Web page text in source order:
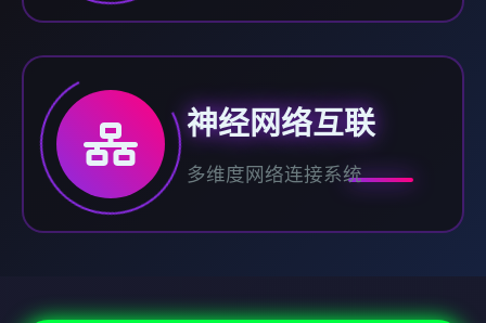
神经网络互联
多维度网络连接系统